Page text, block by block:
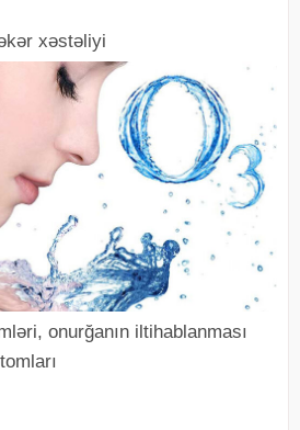
xəstəliyi
onurğanın iltihablanması